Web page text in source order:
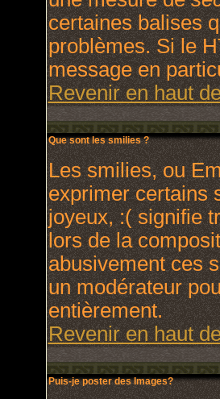
certaines balises
problèmes. Si le
message en
Revenir en haut
Que sont les smilies ?
Les smilies, ou
exprimer certains
joyeux, :( signifie
lors de la
abusivement ces
un modérateur
entièrement.
Revenir en haut
Puis-je poster des Images?